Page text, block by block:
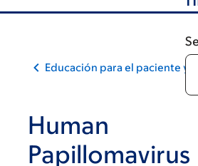
Educación para el paciente y
Human
Papillomavirus